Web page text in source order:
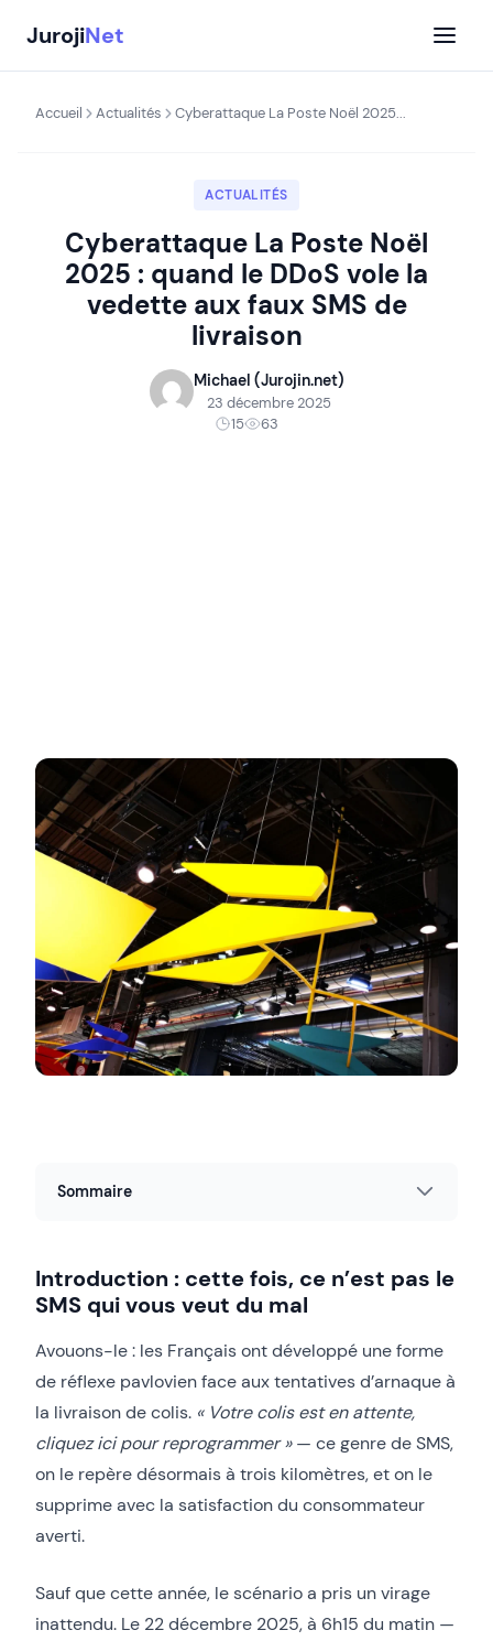
contenu
JurojiNet
Accueil Actualités Cyberattaque La Poste Noël 2025...
ACTUALITÉS
Cyberattaque La Poste Noël
2025 : quand le DDoS vole la
vedette aux faux SMS de
livraison
Michael (Jurojin.net)
23 décembre 2025
15
63
Sommaire
Introduction : cette fois, ce n’est pas le
SMS qui vous veut du mal
Avouons-le : les Français ont développé une forme
de réflexe pavlovien face aux tentatives d’arnaque à
la livraison de colis. « Votre colis est en attente,
cliquez ici pour reprogrammer »— ce genre de SMS,
on le repère désormais à trois kilomètres, et on le
supprime avec la satisfaction du consommateur
averti.
Sauf que cette année, le scénario a pris un virage
inattendu. Le 22 décembre 2025, à 6h15 du matin —